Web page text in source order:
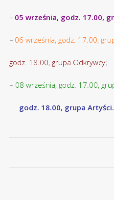
– 05 września, godz. 17.00,
– 06 września, godz. 17.00,
godz. 18.00, grupa Odkrywcy;
– 08 września, godz. 17.00,
godz. 18.00, grupa Artyści.